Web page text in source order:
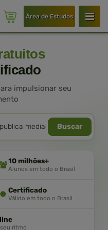
Área de Estudos
impulsionar seu
Buscar
10 milhões+
Alunos em todo o Brasil
Certificado
Válido em todo o Brasil
ritmo